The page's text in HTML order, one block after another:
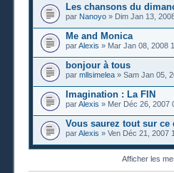
Les chansons du
par Nanoyo » Dim Jan 13,
Me and Monica
parAlexis » Mar Jan 08, 2008
bonjour à tous
par mllsimelea » Sam Jan 05,
Imagination : La FIN
parAlexis » Mer Déc 26, 2007
Vous saurez tout sur
parAlexis » Ven Déc 21, 2007
Afficher les